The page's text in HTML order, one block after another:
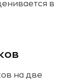
в
на две